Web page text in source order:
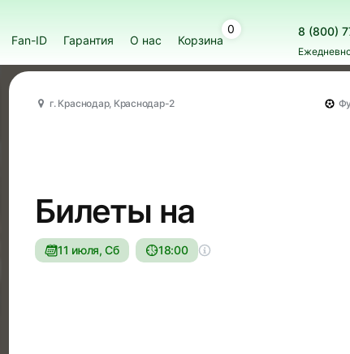
Fan-ID Гарантия О нас Корзина
0 8 (800)
г. Краснодар, Краснодар-2
Билеты на
11 июля, Сб 18:00